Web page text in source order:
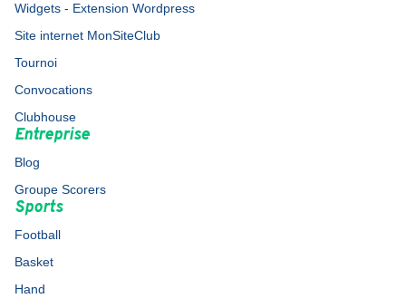
Widgets - Extension Wordpress
Site internet MonSiteClub
Tournoi
Convocations
Clubhouse
Entreprise
Blog
Groupe Scorers
Sports
Football
Basket
Hand